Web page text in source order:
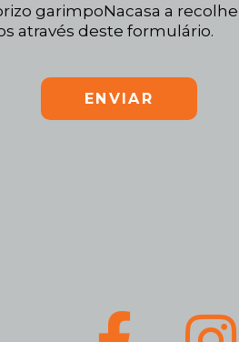
garimpoNacasa a
através deste formulário.
ENVIAR